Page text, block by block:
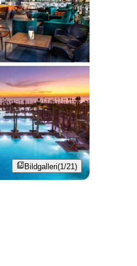
Bildgalleri(1/21)